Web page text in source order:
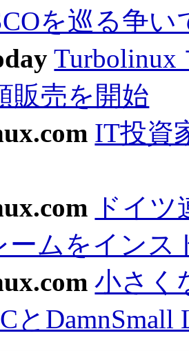
を巡る争
販売を開始
IT投資
ドイ
ームをインス
小さく
とDamnSmall